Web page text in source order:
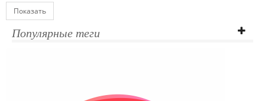
Датированные ежедневники
Планинги недатированные
Показать
Популярные теги